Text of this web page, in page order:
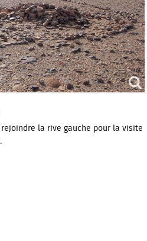
rejoindre la rive gauche pour la visite